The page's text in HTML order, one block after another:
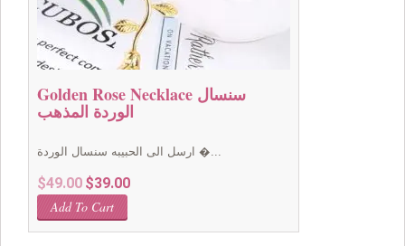
Golden Rose Necklace سنسال
الوردة المذهب
ارسل الى الحبيبه سنسال الوردة �...
$49.00 Original
price
was:
$39.00Current
Add To Cart